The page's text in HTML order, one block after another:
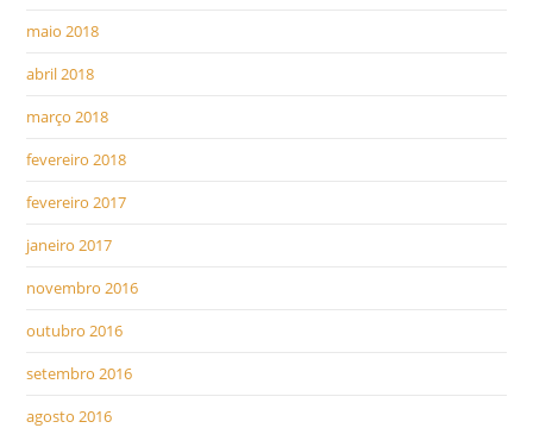
maio 2018
abril 2018
março 2018
fevereiro 2018
fevereiro 2017
janeiro 2017
novembro 2016
outubro 2016
setembro 2016
agosto 2016